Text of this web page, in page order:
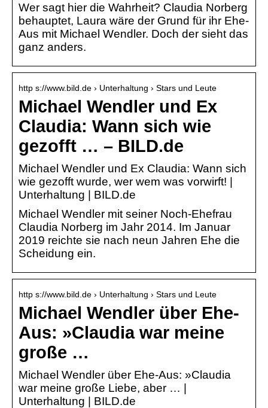
Wer sagt hier die Wahrheit? Claudia Norberg
behauptet, Laura wäre der Grund für ihr Ehe-
Aus mit Michael Wendler. Doch der sieht das
ganz anders.
http s://www.bild.de › Unterhaltung › Stars und Leute
Michael Wendler und Ex
Claudia: Wann sich wie
gezofft … – BILD.de
Michael Wendler und Ex Claudia: Wann sich
wie gezofft wurde, wer wem was vorwirft! |
Unterhaltung | BILD.de
Michael Wendler mit seiner Noch-Ehefrau
Claudia Norberg im Jahr 2014. Im Januar
2019 reichte sie nach neun Jahren Ehe die
Scheidung ein.
http s://www.bild.de › Unterhaltung › Stars und Leute
Michael Wendler über Ehe-
Aus: »Claudia war meine
große …
Michael Wendler über Ehe-Aus: »Claudia
war meine große Liebe, aber … |
Unterhaltung | BILD.de